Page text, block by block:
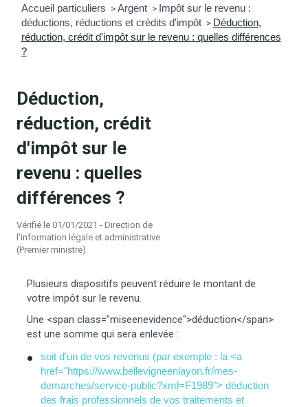
municipaux
sur la commune
d’urbanisme
Association
domaine public
Accueil particuliers > Argent > Impôt sur le revenu :
déductions, réductions et crédits d'impôt > Déduction,
réduction, crédit d'impôt sur le revenu : quelles différences
?
Déduction,
réduction, crédit
d'impôt sur le
revenu : quelles
différences ?
Vérifié le 01/01/2021 - Direction de
l'information légale et administrative
(Premier ministre)
Plusieurs dispositifs peuvent réduire le montant de
votre impôt sur le revenu.
Une <span class="miseenevidence">déduction</span>
est une somme qui sera enlevée :
soit d'un de vos revenus (par exemple : la <a
href="https://www.bellevigneenlayon.fr/mes-
demarches/service-public?xml=F1989"> déduction
des frais professionnels de vos traitements et